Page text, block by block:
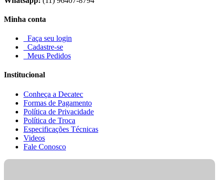
Minha conta
Faça seu login
Cadastre-se
Meus Pedidos
Institucional
Conheça a Decatec
Formas de Pagamento
Política de Privacidade
Política de Troca
Especificações Técnicas
Videos
Fale Conosco